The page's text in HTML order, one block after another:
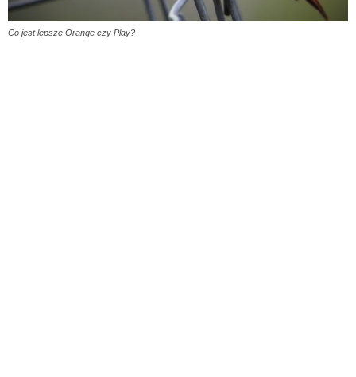
Co jest lepsze Orange czy Play?